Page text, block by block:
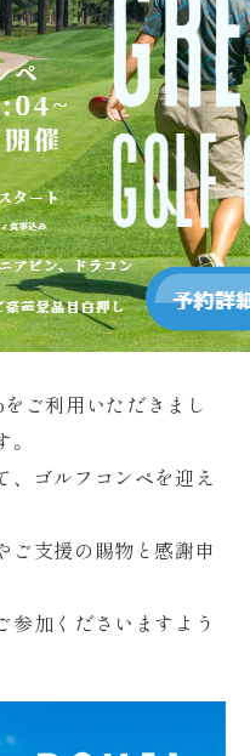
ご利用いただきまし
、ゴルフコンペを迎え
ご支援の賜物と感謝申
参加くださいますよう